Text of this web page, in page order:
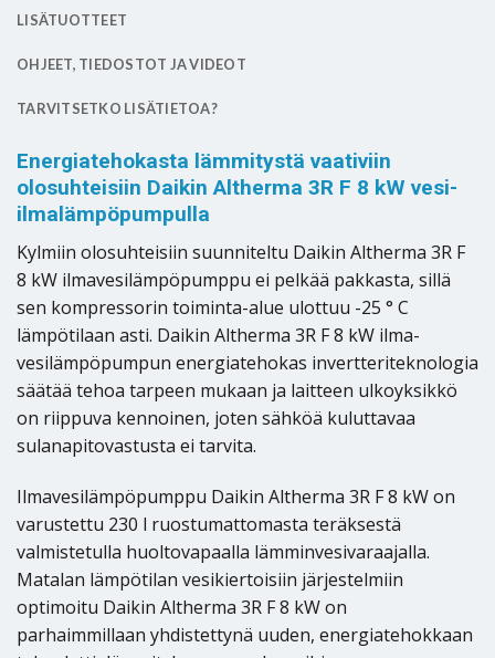
LISÄTUOTTEET
OHJEET, TIEDOSTOT JA VIDEOT
TARVITSETKO LISÄTIETOA?
Energiatehokasta lämmitystä vaativiin
olosuhteisiin Daikin Altherma 3R F 8 kW vesi-
ilmalämpöpumpulla
Kylmiin olosuhteisiin suunniteltu Daikin Altherma 3R F
8 kW ilmavesilämpöpumppu ei pelkää pakkasta, sillä
sen kompressorin toiminta-alue ulottuu -25 ° C
lämpötilaan asti. Daikin Altherma 3R F 8 kW ilma-
vesilämpöpumpun energiatehokas invertteriteknologia
säätää tehoa tarpeen mukaan ja laitteen ulkoyksikkö
on riippuva kennoinen, joten sähköä kuluttavaa
sulanapitovastusta ei tarvita.
Ilmavesilämpöpumppu Daikin Altherma 3R F 8 kW on
varustettu 230 l ruostumattomasta teräksestä
valmistetulla huoltovapaalla lämminvesivaraajalla.
Matalan lämpötilan vesikiertoisiin järjestelmiin
optimoitu Daikin Altherma 3R F 8 kW on
parhaimmillaan yhdistettynä uuden, energiatehokkaan